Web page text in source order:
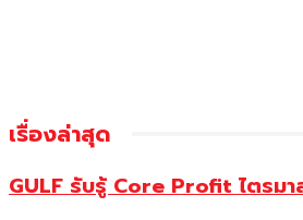
เรื่องล่าสุด
GULF รับรู้ Core Profit ไตรม